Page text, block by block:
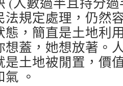
法規定處理，仍然
態，簡直是土地利
想蓋，她想放著。
是土地被閒置，價
。